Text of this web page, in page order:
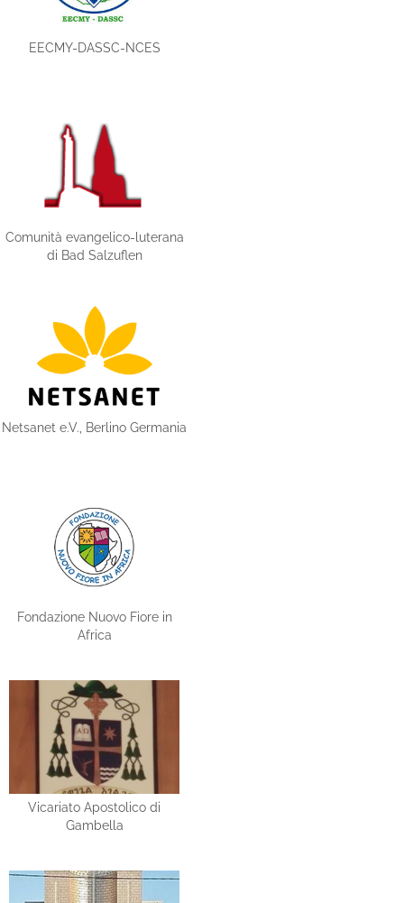
EECMY-DASSC-NCES
Comunità evangelico-luterana
di Bad Salzuflen
Netsanet e.V., Berlino Germania
Fondazione Nuovo Fiore in
Africa
Vicariato Apostolico di
Gambella